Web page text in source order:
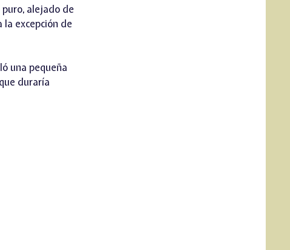
alejado de
la excepción de
una pequeña
duraría